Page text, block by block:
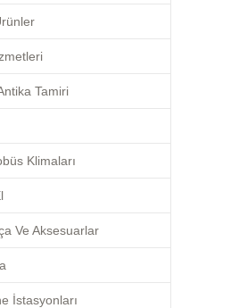
Tamiri
Klimaları
Ve Aksesuarlar
İstasyonları